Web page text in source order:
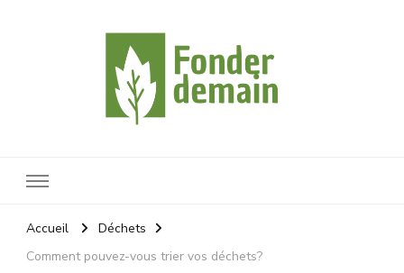
Accueil
Déchets
Comment pouvez-vous trier vos déchets?